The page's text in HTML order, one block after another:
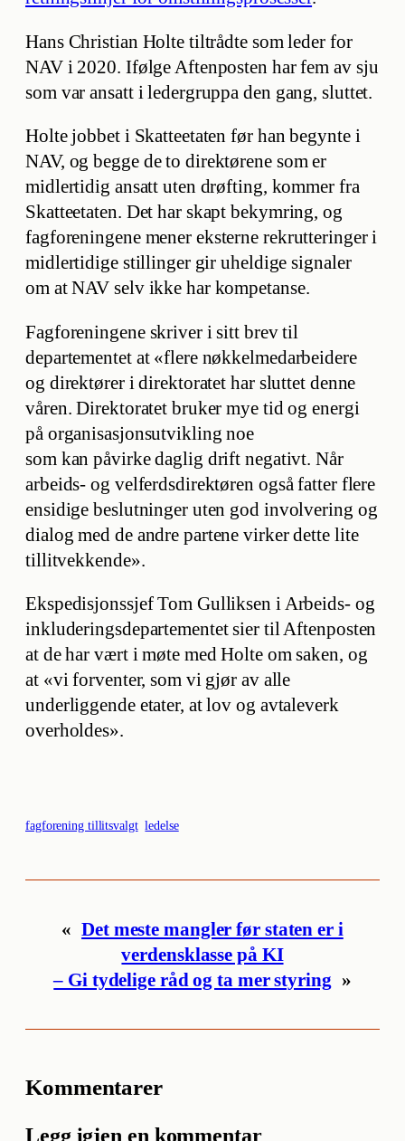
Hans Christian Holte tiltrådte som leder for
NAV i 2020. Ifølge Aftenposten har fem av sju
som var ansatt i ledergruppa den gang, sluttet.
Holte jobbet i Skatteetaten før han begynte i
NAV, og begge de to direktørene som er
midlertidig ansatt uten drøfting, kommer fra
Skatteetaten. Det har skapt bekymring, og
fagforeningene mener eksterne rekrutteringer i
midlertidige stillinger gir uheldige signaler
om at NAV selv ikke har kompetanse.
Fagforeningene skriver i sitt brev til
departementet at «flere nøkkelmedarbeidere
og direktører i direktoratet har sluttet denne
våren. Direktoratet bruker mye tid og energi
på organisasjonsutvikling noe
som kan påvirke daglig drift negativt. Når
arbeids- og velferdsdirektøren også fatter flere
ensidige beslutninger uten god involvering og
dialog med de andre partene virker dette lite
tillitvekkende».
Ekspedisjonssjef Tom Gulliksen i Arbeids- og
inkluderingsdepartementet sier til Aftenposten
at de har vært i møte med Holte om saken, og
at «vi forventer, som vi gjør av alle
underliggende etater, at lov og avtaleverk
overholdes».
fagforening tillitsvalgt ledelse
« Det meste mangler før staten er i
verdensklasse på KI
– Gi tydelige råd og ta mer styring »
Kommentarer
Legg igjen en kommentar